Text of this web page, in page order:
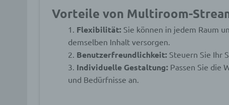
Vorteile von Multiroom-
Flexibilität:Sie können in jedem Raum
demselben Inhalt versorgen.
Benutzerfreundlichkeit:Steuern Sie Ihr
Individuelle Gestaltung:Passen Sie die
und Bedürfnisse an.